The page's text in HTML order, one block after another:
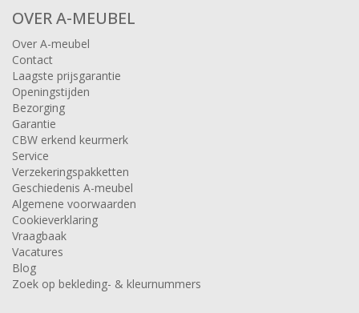
OVER A-MEUBEL
Over A-meubel
Contact
Laagste prijsgarantie
Openingstijden
Bezorging
Garantie
CBW erkend keurmerk
Service
Verzekeringspakketten
Geschiedenis A-meubel
Algemene voorwaarden
Cookieverklaring
Vraagbaak
Vacatures
Blog
Zoek op bekleding- & kleurnummers